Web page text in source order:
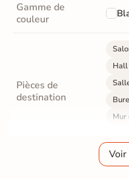
Gamme de
couleur
Pièces de
destination
Mur
Voir